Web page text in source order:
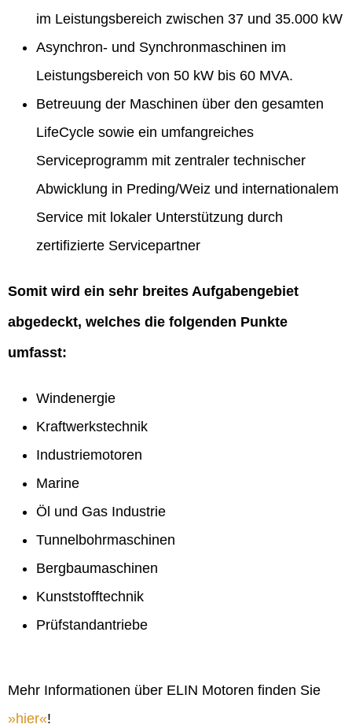
im Leistungsbereich zwischen 37 und 35.000 kW
Asynchron- und Synchronmaschinen im
Leistungsbereich von 50 kW bis 60 MVA.
Betreuung der Maschinen über den gesamten
LifeCycle sowie ein umfangreiches
Serviceprogramm mit zentraler technischer
Abwicklung in Preding/Weiz und internationalem
Service mit lokaler Unterstützung durch
zertifizierte Servicepartner
Somit wird ein sehr breites Aufgabengebiet
abgedeckt, welches die folgenden Punkte
umfasst:
Windenergie
Kraftwerkstechnik
Industriemotoren
Marine
Öl und Gas Industrie
Tunnelbohrmaschinen
Bergbaumaschinen
Kunststofftechnik
Prüfstandantriebe
Mehr Informationen über ELIN Motoren finden Sie
hier !